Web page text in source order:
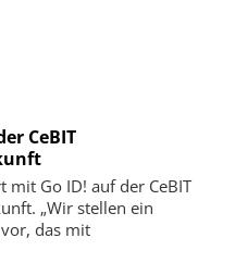
CeBIT
mit Go ID! auf der CeBIT
„Wir stellen ein
das mit